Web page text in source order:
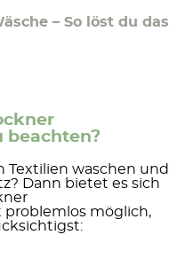
– So löst du das
beachten?
Textilien waschen und
Dann bietet es sich
problemlos möglich,